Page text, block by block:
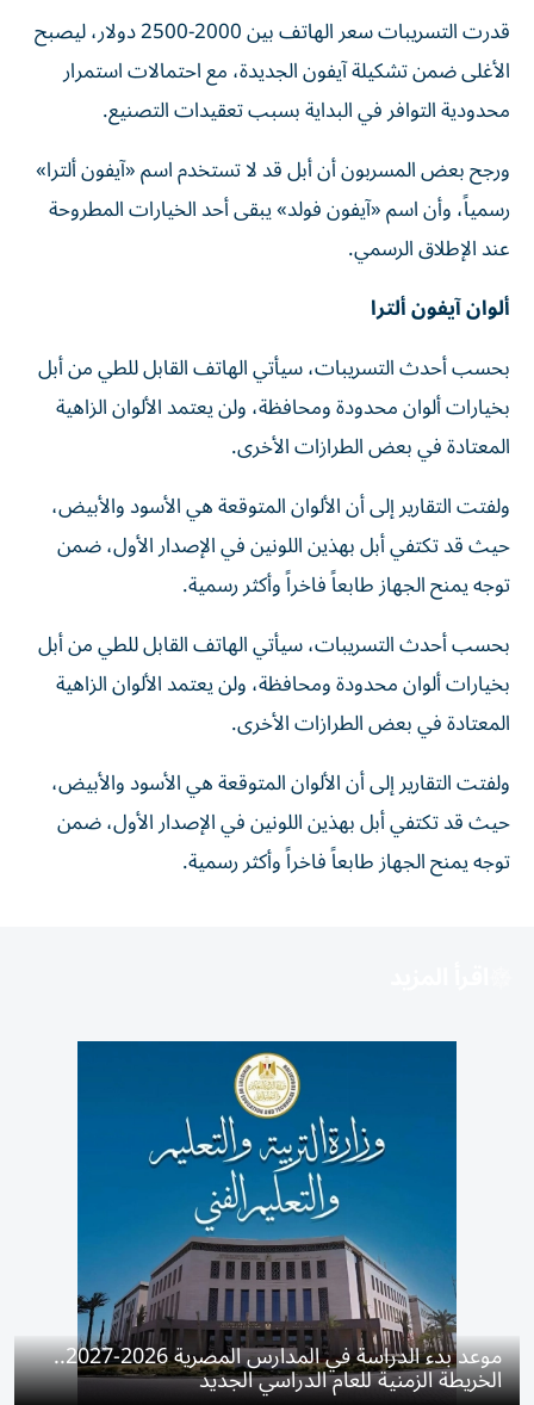
قدرت التسريبات سعر الهاتف بين 2000-2500 دولار، ليصبح
الأغلى ضمن تشكيلة آيفون الجديدة، مع احتمالات استمرار
محدودية التوافر في البداية بسبب تعقيدات التصنيع.
ورجح بعض المسربون أن أبل قد لا تستخدم اسم «آيفون ألترا»
رسمياً، وأن اسم «آيفون فولد» يبقى أحد الخيارات المطروحة
عند الإطلاق الرسمي.
ألوان آيفون ألترا
بحسب أحدث التسريبات، سيأتي الهاتف القابل للطي من أبل
بخيارات ألوان محدودة ومحافظة، ولن يعتمد الألوان الزاهية
المعتادة في بعض الطرازات الأخرى.
ولفتت التقارير إلى أن الألوان المتوقعة هي الأسود والأبيض،
حيث قد تكتفي أبل بهذين اللونين في الإصدار الأول، ضمن
توجه يمنح الجهاز طابعاً فاخراً وأكثر رسمية.
بحسب أحدث التسريبات، سيأتي الهاتف القابل للطي من أبل
بخيارات ألوان محدودة ومحافظة، ولن يعتمد الألوان الزاهية
المعتادة في بعض الطرازات الأخرى.
ولفتت التقارير إلى أن الألوان المتوقعة هي الأسود والأبيض،
حيث قد تكتفي أبل بهذين اللونين في الإصدار الأول، ضمن
توجه يمنح الجهاز طابعاً فاخراً وأكثر رسمية.
موعد بدء الدراسة في المدارس المصرية 2026-2027..
الخريطة الزمنية للعام الدراسي الجديد